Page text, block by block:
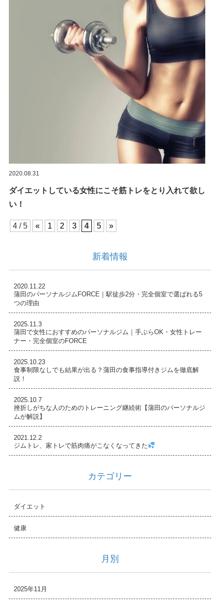
2020.08.31
ダイエットしている女性にこそ筋トレをとり入れて欲し
い！
4 / 5 « 1 2 3 4 5 »
新着情報
2020.11.22
蒲田のパーソナルジムFORCE｜駅徒歩2分・完全個室で選ばれる5
つの理由
2025.11.3
蒲田で女性におすすめのパーソナルジム｜手ぶらOK・女性トレー
ナー・完全個室のFORCE
2025.10.23
食事制限なしでも結果が出る？蒲田の食事指導付きジムを徹底解
説！
2025.10.7
挫折しがちな人のためのトレーニング継続術【蒲田のパーソナルジ
ムが解説】
2021.12.2
ジムトレ、家トレで筋肉痛がこなくなってきた
カテゴリー
ダイエット
健康
月別
2025年11月